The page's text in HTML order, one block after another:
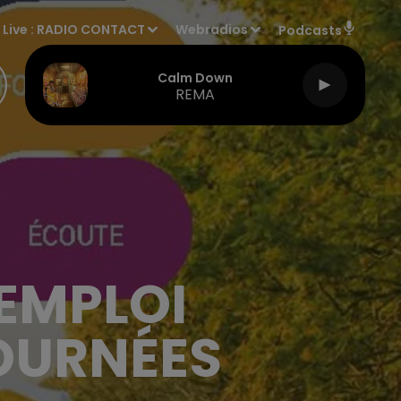
Live : RADIO CONTACT Webradios Podcasts
Calm Down
REMA